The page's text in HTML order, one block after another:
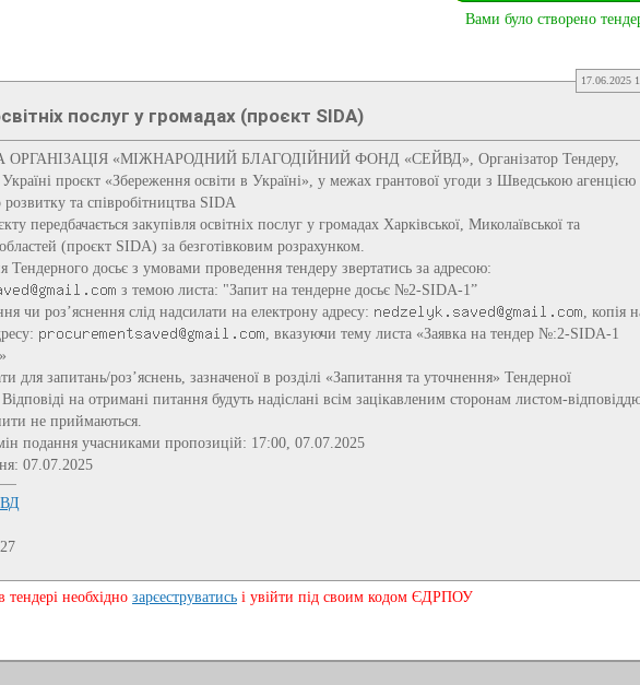
Вами було створено
17.06.2025
послуг у громадах (проєкт SIDA)
«МІЖНАРОДНИЙ БЛАГОДІЙНИЙ ФОНД «СЕЙВД», Організатор Тендеру,
проєкт «Збереження освіти в Україні», у межах грантової угоди з Шведською агенцією
та співробітництва SIDA
передбачається закупівля освітніх послуг у громадах Харківської, Миколаївської та
областей (проєкт SIDA) за безготівковим розрахунком.
Тендерного досьє з умовами проведення тендеру звертатись за адресою:
з темою листа: "Запит на тендерне досьє №2-SIDA-1”
чи роз’яснення слід надсилати на електрону адресу:
, копія
, вказуючи тему листа «Заявка на тендер №:2-SIDA-1
для запитань/роз’яснень, зазначеної в розділі «Запитання та уточнення» Тендерної
Відповіді на отримані питання будуть надіслані всім зацікавленим сторонам листом-
не приймаються.
подання учасниками пропозицій: 17:00, 07.07.2025
07.07.2025
тендері необхідно зарєеструватись і увійти під своим кодом ЄДРПОУ